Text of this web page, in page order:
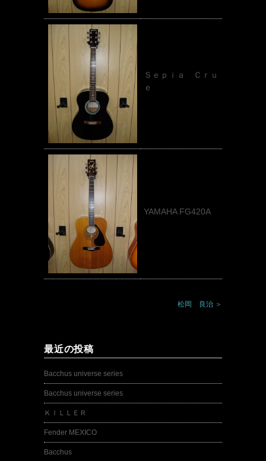
Ｓｅｐｉａ Ｃｒｕ
ｅ
YAMAHA FG420A
松岡 良治 ＞
最近の投稿
Bacchus universe series
Bacchus universe series
ＫＩＬＬＥＲ
Fender MEXICO
Bacchus